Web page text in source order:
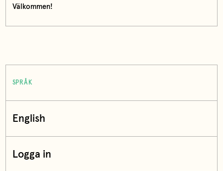
Välkommen!
SPRÅK
English
Logga in